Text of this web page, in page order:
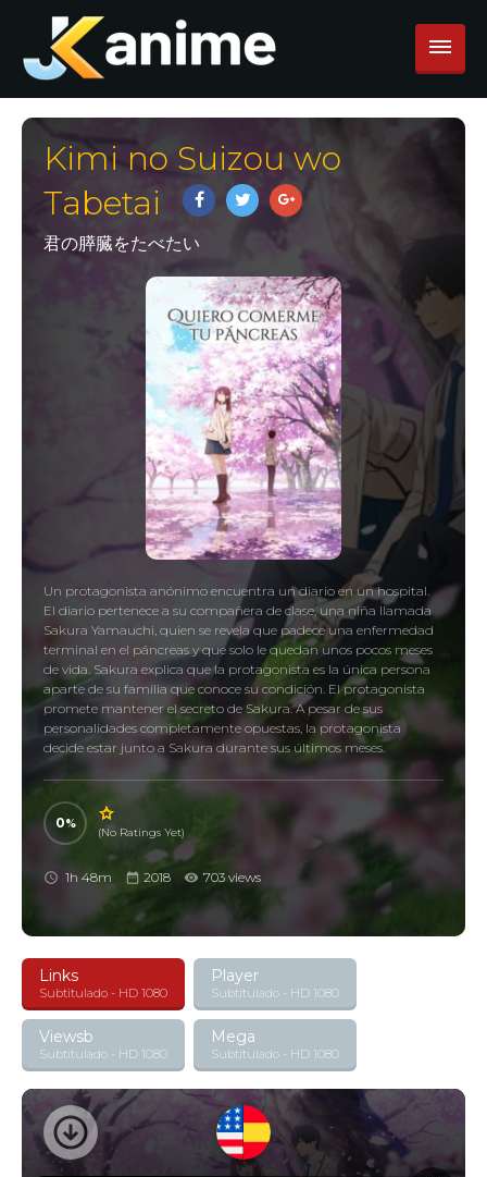
Kimi no Suizou wo
Tabetai
君の膵臓をたべたい
Un protagonista anónimo encuentra un diario en un hospital.
El diario pertenece a su compañera de clase, una niña llamada
Sakura Yamauchi, quien se revela que padece una enfermedad
terminal en el páncreas y que solo le quedan unos pocos meses
de vida. Sakura explica que la protagonista es la única persona
aparte de su familia que conoce su condición. El protagonista
promete mantener el secreto de Sakura. A pesar de sus
personalidades completamente opuestas, la protagonista
decide estar junto a Sakura durante sus últimos meses.
0
(No Ratings Yet)
1h 48m 2018 703 views
Links
Subtitulado - HD 1080
Player
Subtitulado - HD 1080
Viewsb
Subtitulado - HD 1080
Mega
Subtitulado - HD 1080